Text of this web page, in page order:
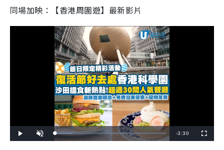
同場加映：【香港周圍遊】最新影片
l
n
L
o
R
-3:30
u